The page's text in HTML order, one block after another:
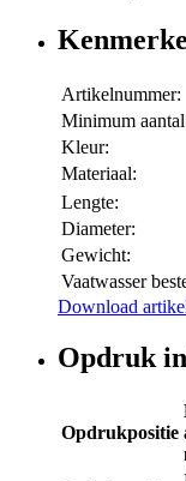
Artikelnummer:
Minimum
Kleur:
Materiaal:
Lengte:
Diameter:
Gewicht:
Vaatwasser
Download
Opdruk
Opdrukpositie